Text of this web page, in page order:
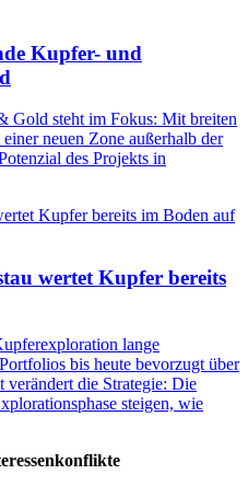
Kupfer- und
Gold steht im Fokus: Mit breiten
neuen Zone außerhalb der
des Projekts in
wertet Kupfer bereits
lange
bis heute bevorzugt über
die Strategie: Die
steigen, wie